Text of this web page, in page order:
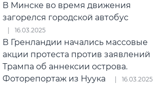
В Минске во время движения
загорелся городской автобус
16.03.2025
В Гренландии начались массовые
акции протеста против заявлений
Трампа об аннексии острова.
Фоторепортаж из Нуука
16.03.2025